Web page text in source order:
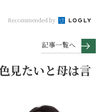
Recommended by
記事一覧へ
見たいと母は言